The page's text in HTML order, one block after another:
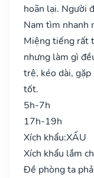
hoãn lại. Người
Nam tìm nhanh
Miệng tiếng rất
nhưng làm gì
trệ, kéo dài,
tốt.
5h-7h
17h-19h
Xích khẩu:XẤU
Xích khẩu lắm
Đề phòng ta